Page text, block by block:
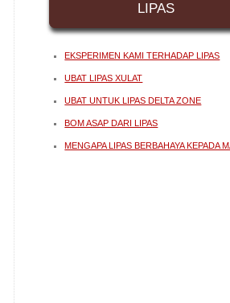
LIPAS
EKSPERIMEN KAMI TERHADAP LIPAS
UBAT LIPAS XULAT
UBAT UNTUK LIPAS DELTA ZONE
BOM ASAP DARI LIPAS
MENGAPA LIPAS BERBAHAYA KEPADA